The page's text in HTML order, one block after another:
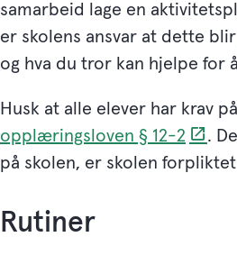
samarbeid lage en
er skolens ansvar at dette
og hva du tror kan hjelpe for
Husk at alle elever har krav
opplæringsloven § 12-2
.
på skolen, er skolen
Rutiner